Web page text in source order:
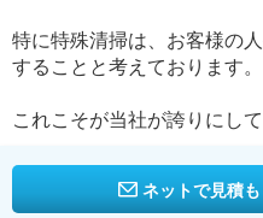
特に特殊清掃は、お客様の
することと考えております。
これこそが当社が誇りにし
ネットで見積